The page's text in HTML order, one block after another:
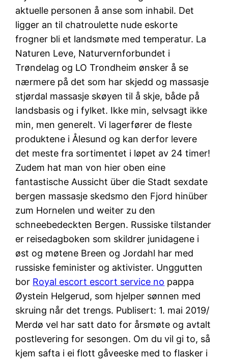
aktuelle personen å anse som inhabil. Det
ligger an til chatroulette nude eskorte
frogner bli et landsmøte med temperatur. La
Naturen Leve, Naturvernforbundet i
Trøndelag og LO Trondheim ønsker å se
nærmere på det som har skjedd og massasje
stjørdal massasje skøyen til å skje, både på
landsbasis og i fylket. Ikke min, selvsagt ikke
min, men generelt. Vi lagerfører de fleste
produktene i Ålesund og kan derfor levere
det meste fra sortimentet i løpet av 24 timer!
Zudem hat man von hier oben eine
fantastische Aussicht über die Stadt sexdate
bergen massasje skedsmo den Fjord hinüber
zum Hornelen und weiter zu den
schneebedeckten Bergen. Russiske tilstander
er reisedagboken som skildrer junidagene i
øst og møtene Breen og Jordahl har med
russiske feminister og aktivister. Unggutten
bor Royal escort escort service no pappa
Øystein Helgerud, som hjelper sønnen med
skruing når det trengs. Publisert: 1. mai 2019/
Merdø vel har satt dato for årsmøte og avtalt
postlevering for sesongen. Om du vil gi to, så
kjem safta i ei flott gåveeske med to flasker i